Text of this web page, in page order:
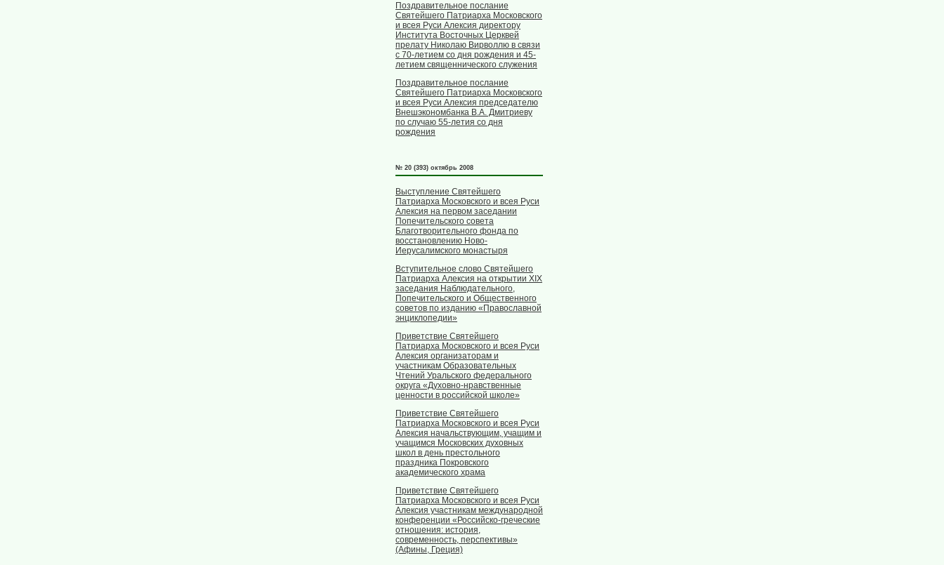
Поздравительное послание
Святейшего Патриарха Московского
и всея Руси Алексия директору
Института Восточных Церквей
прелату Николаю Вирволлю в связи
с 70-летием со дня рождения и 45-
летием священнического служения
Поздравительное послание
Святейшего Патриарха Московского
и всея Руси Алексия председателю
Внешэкономбанка В.А. Дмитриеву
по случаю 55-летия со дня
рождения
№ 20 (393) октябрь 2008
Выступление Святейшего
Патриарха Московского и всея Руси
Алексия на первом заседании
Попечительского совета
Благотворительного фонда по
восстановлению Ново-
Иерусалимского монастыря
Вступительное слово Святейшего
Патриарха Алексия на открытии XIX
заседания Наблюдательного,
Попечительского и Общественного
советов по изданию «Православной
энциклопедии»
Приветствие Святейшего
Патриарха Московского и всея Руси
Алексия организаторам и
участникам Образовательных
Чтений Уральского федерального
округа «Духовно-нравственные
ценности в российской школе»
Приветствие Святейшего
Патриарха Московского и всея Руси
Алексия начальствующим, учащим и
учащимся Московских духовных
школ в день престольного
праздника Покровского
академического храма
Приветствие Святейшего
Патриарха Московского и всея Руси
Алексия участникам международной
конференции «Российско-греческие
отношения: история,
современность, перспективы»
(Афины, Греция)